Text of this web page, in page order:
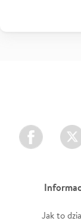
Facebook
Jak to